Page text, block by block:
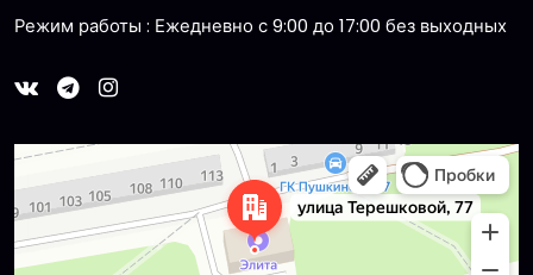
Режим работы : Ежедневно с 9:00 до 17:00 без выходных
Dzerzhinsk
Ulitsa Tereshkovoy, 77 — Yandex Maps